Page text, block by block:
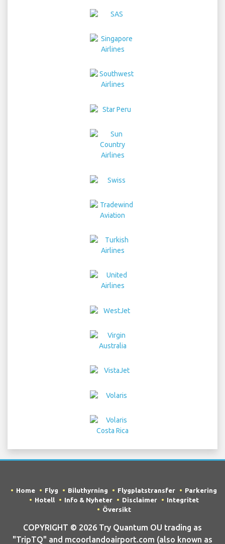
Home Flyg Biluthyrning Flygplatstransfer
Parkering
Hotell
Info & Nyheter Disclaimer
Integritet
Översikt
COPYRIGHT © 2026 Try Quantum OU trading as
"TripTQ" and mcoorlandoairport.com (also known as